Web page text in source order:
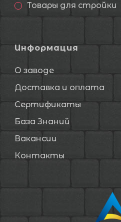
Товары для стройки
Информация
О заводе
Доставка и оплата
Сертификаты
База Знаний
Вакансии
Контакты